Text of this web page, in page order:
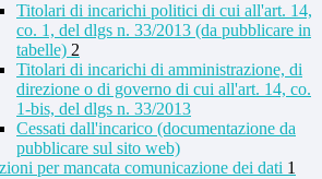
Titolari di incarichi politici di cui all'art. 14,
co. 1, del dlgs n. 33/2013 (da pubblicare in
tabelle) 2
Titolari di incarichi di amministrazione, di
direzione o di governo di cui all'art. 14, co.
1-bis, del dlgs n. 33/2013
Cessati dall'incarico (documentazione da
pubblicare sul sito web)
per mancata comunicazione dei dati 1